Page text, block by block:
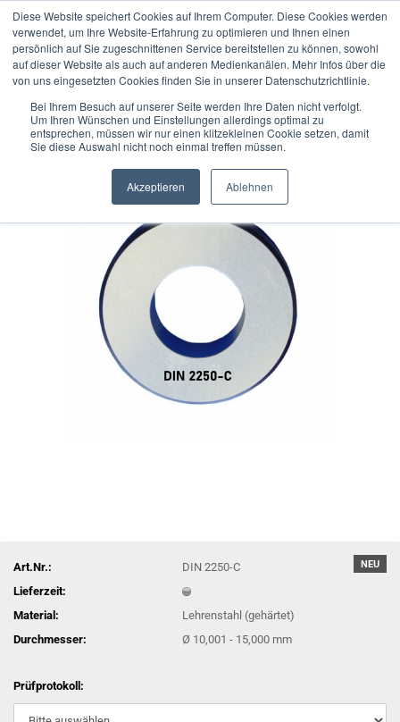
Diese Website speichert Cookies auf Ihrem Computer. Diese Cookies werden
verwendet, um Ihre Website-Erfahrung zu optimieren und Ihnen einen
persönlich auf Sie zugeschnittenen Service bereitstellen zu können, sowohl
auf dieser Website als auch auf anderen Medienkanälen. Mehr Infos über die
von uns eingesetzten Cookies finden Sie in unserer Datenschutzrichtlinie.
Bei Ihrem Besuch auf unserer Seite werden Ihre Daten nicht verfolgt.
Um Ihren Wünschen und Einstellungen allerdings optimal zu
entsprechen, müssen wir nur einen klitzekleinen Cookie setzen, damit
Sie diese Auswahl nicht noch einmal treffen müssen.
Akzeptieren Ablehnen
« zurück weiter »
Letzter »
Einstellring DIN 2250-C - Ø 10,001 - 15,000 mm -
Zwischenmaße
NEU
Art.Nr.:
DIN 2250-C
Lieferzeit:
Material:
Lehrenstahl (gehärtet)
Durchmesser:
Ø 10,001 - 15,000 mm
Prüfprotokoll: